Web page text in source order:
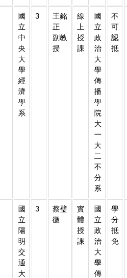
國
立
中
央
大
學
經
濟
學
系
3
王銘
正
副教
授
線
上
授
課
國
立
政
治
大
學
傳
播
學
院
大
一
大
二
不
分
系
不
可
認
抵
國
立
陽
明
交
通
大
3
蔡璧
徽
實
體
授
課
國
立
政
治
大
學
傳
學
分
抵
免